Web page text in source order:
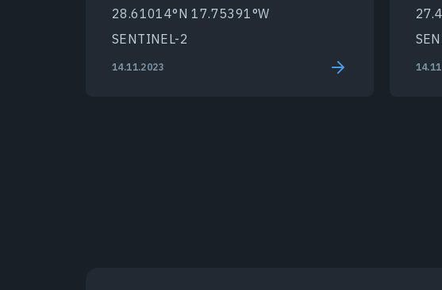
28.61014°N 17.75391°W
SENTINEL-2
14.11.2023